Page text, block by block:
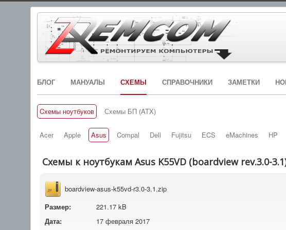
БЛОГ МАНУАЛЫ СХЕМЫ СПРАВОЧНИКИ ЗАМЕТКИ
Cхемы ноутбуков Схемы БП (ATX)
Acer Apple Asus Compal Dell Fujitsu ECS eMachines HP
Схемы к ноутбукам Asus K55VD (boardview rev.3.0-
boardview-asus-k55vd-r3.0-3.1.zip
Размер:
221.17 kB
Дата:
17 февраля 2017